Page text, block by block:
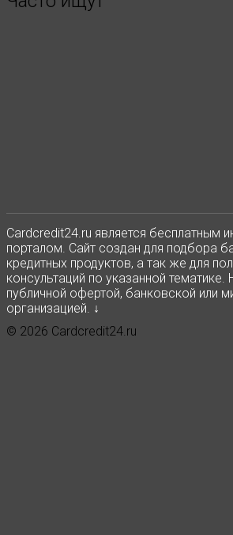
Сardcredit24.ru является бесплатным
порталом. Сайт создан для подбора
кредитных продуктов, а так же для
консультаций по указанной тематике.
публичной офертой, банковской или
организацией. ↓
© 2026 Cardcredit24.ru